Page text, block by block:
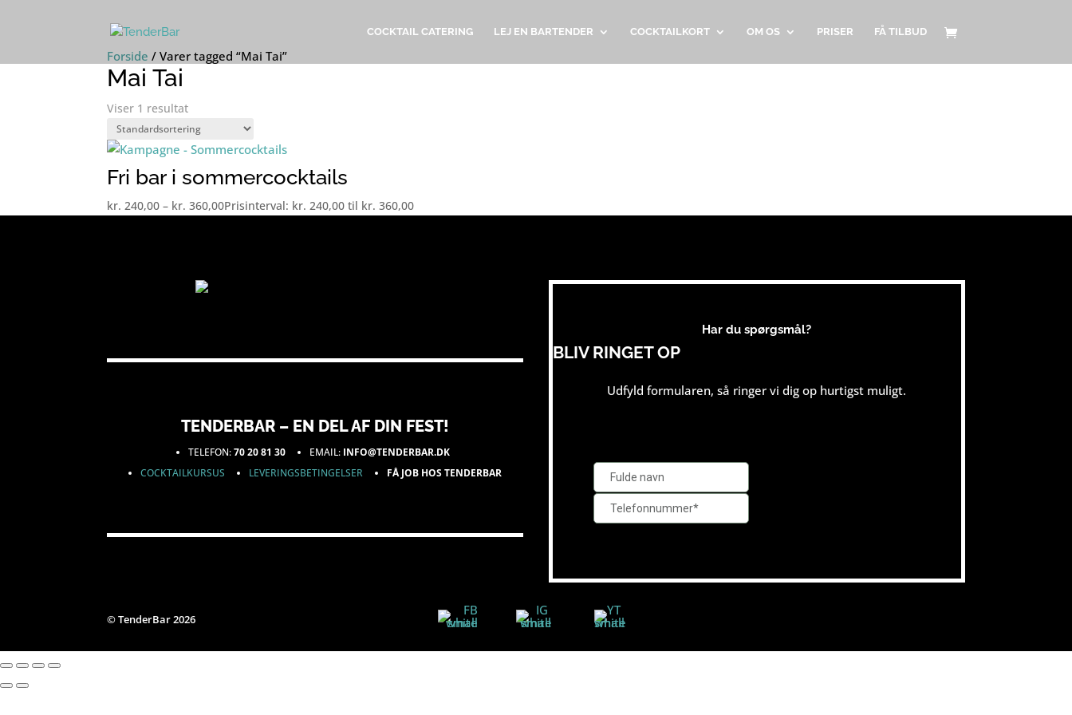
COCKTAIL CATERING LEJ EN BARTENDER COCKTAILKORT OM OS PRISER FÅ TILBUD
Forside /Varer tagged “Mai Tai”
Mai Tai
Viser 1 resultat
Fri bar i sommercocktails
kr. 240,00 – kr. 360,00Prisinterval: kr. 240,00 til kr. 360,00
TENDERBAR – EN DEL AF DIN FEST!
TELEFON:70 20 81 30 EMAIL: INFO@TENDERBAR.DK
COCKTAILKURSUS
LEVERINGSBETINGELSER FÅ JOB HOS TENDERBAR
Har du spørgsmål?
BLIV RINGET OP
Udfyld formularen, så ringer vi dig op hurtigst muligt.
© TenderBar 2026